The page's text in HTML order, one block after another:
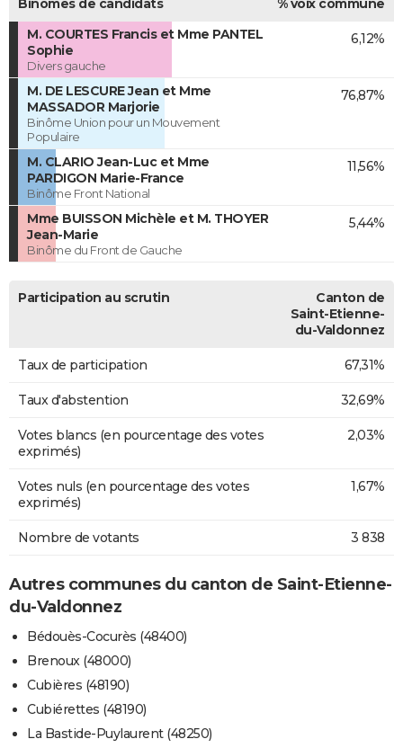
Binômes de candidats
% voix commune
M. COURTES Francis et Mme PANTEL
Sophie
Divers gauche
6,12%
M. DE LESCURE Jean et Mme
MASSADOR Marjorie
Binôme Union pour un Mouvement
Populaire
76,87%
M. CLARIO Jean-Luc et Mme
PARDIGON Marie-France
Binôme Front National
11,56%
Mme BUISSON Michèle et M. THOYER
Jean-Marie
Binôme du Front de Gauche
5,44%
Participation au scrutin
Canton de
Saint-Etienne-
du-Valdonnez
Taux de participation 67,31%
Taux d'abstention 32,69%
Votes blancs (en pourcentage des votes
exprimés)
2,03%
Votes nuls (en pourcentage des votes
exprimés)
1,67%
Nombre de votants 3 838
Autres communes du canton de Saint-Etienne-
du-Valdonnez
Bédouès-Cocurès (48400)
Brenoux (48000)
Cubières (48190)
Cubiérettes (48190)
La Bastide-Puylaurent (48250)